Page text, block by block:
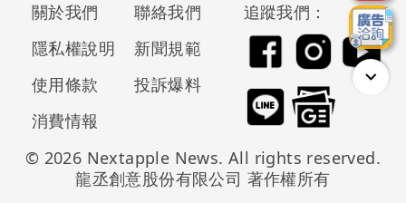
關於我們
聯絡我們
隱私權說明
新聞規範
使用條款
投訴爆料
消費情報
追蹤我們：
© 2026 Nextapple News. All rights reserved.
龍丞創意股份有限公司 著作權所有